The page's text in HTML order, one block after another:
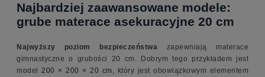
Najbardziej zaawansowane modele:
grube materace asekuracyjne 20 cm
Najwyższy poziom bezpieczeństwa zapewniają materace
gimnastyczne o grubości 20 cm. Dobrym tego przykładem jest
model 200 × 200 × 20 cm, który jest obowiązkowym elementem